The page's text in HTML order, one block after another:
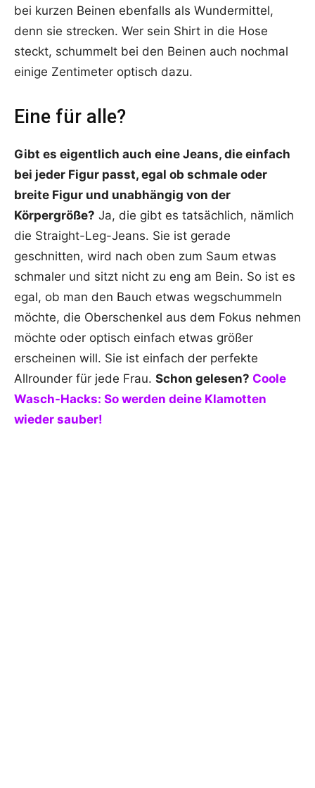
bei kurzen Beinen ebenfalls als Wundermittel,
denn sie strecken. Wer sein Shirt in die Hose
steckt, schummelt bei den Beinen auch nochmal
einige Zentimeter optisch dazu.
Eine für alle?
Gibt es eigentlich auch eine Jeans, die einfach
bei jeder Figur passt, egal ob schmale oder
breite Figur und unabhängig von der
Körpergröße? Ja, die gibt es tatsächlich, nämlich
die Straight-Leg-Jeans. Sie ist gerade
geschnitten, wird nach oben zum Saum etwas
schmaler und sitzt nicht zu eng am Bein. So ist es
egal, ob man den Bauch etwas wegschummeln
möchte, die Oberschenkel aus dem Fokus nehmen
möchte oder optisch einfach etwas größer
erscheinen will. Sie ist einfach der perfekte
Allrounder für jede Frau. Schon gelesen? Coole
Wasch-Hacks: So werden deine Klamotten
wieder sauber!